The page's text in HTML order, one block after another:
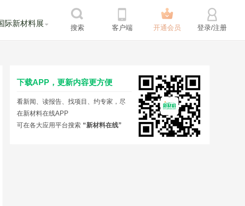
际新材料展 搜索 客户端 开通会员 登录/注册
下载APP，更新内容更方便
看新闻、读报告、找项目、约专家，尽
在新材料在线APP
可在各大应用平台搜索 “新材料在线”